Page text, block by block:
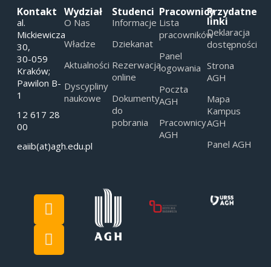
Kontakt
al.
Mickiewicza
30,
30-059
Kraków;
Pawilon B-
1
12 617 28
00
eaiib(at)agh.edu.pl
Wydział
O Nas
Władze
Aktualności
Dyscypliny
naukowe
Studenci
Informacje
Dziekanat
Rezerwacja
online
Dokumenty
do
pobrania
Pracownicy
Lista
pracowników
Panel
logowania
Poczta
AGH
Pracownicy
AGH
Przydatne
linki
Deklaracja
dostępności
Strona
AGH
Mapa
Kampus
AGH
Panel AGH